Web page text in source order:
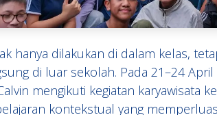
hanya dilakukan di dalam kelas,
di luar sekolah. Pada 21–24
mengikuti kegiatan karyawisata
kontekstual yang